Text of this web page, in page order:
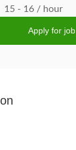
15 - 16 / hour
Apply for job